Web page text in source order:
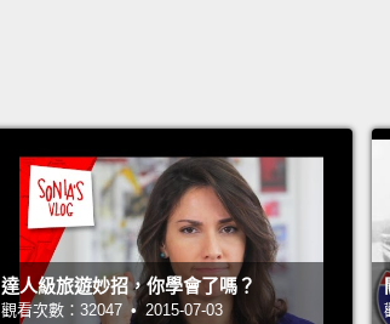
Mexico.
你會被逮捕然後罰錢
就沒人載你飛去墨西
Do flight attendants
達人級旅遊妙招，你學會了嗎？
觀看次數：32047 • 2015-07-03